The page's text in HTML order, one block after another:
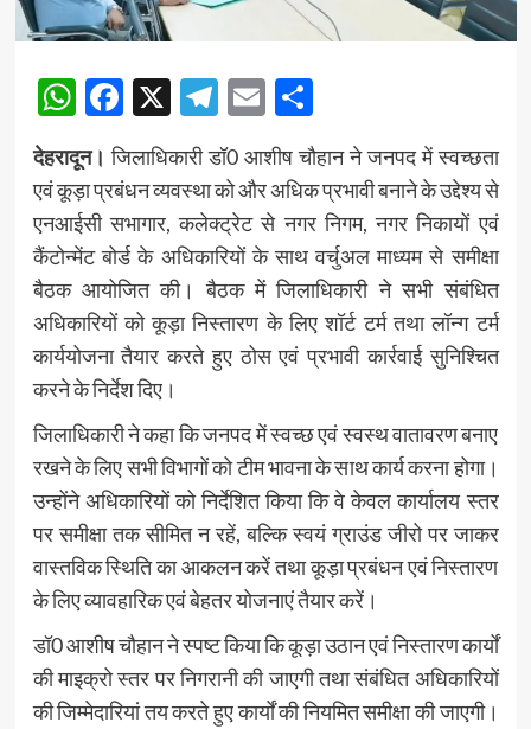
WhatsApp
Facebook
X Telegram
EmailShare
देहरादून। जिलाधिकारी डॉ0 आशीष चौहान ने जनपद में स्वच्छता
एवं कूड़ा प्रबंधन व्यवस्था को और अधिक प्रभावी बनाने के उद्देश्य से
एनआईसी सभागार, कलेक्ट्रेट से नगर निगम, नगर निकायों एवं
कैंटोन्मेंट बोर्ड के अधिकारियों के साथ वर्चुअल माध्यम से समीक्षा
बैठक आयोजित की। बैठक में जिलाधिकारी ने सभी संबंधित
अधिकारियों को कूड़ा निस्तारण के लिए शॉर्ट टर्म तथा लॉन्ग टर्म
कार्ययोजना तैयार करते हुए ठोस एवं प्रभावी कार्रवाई सुनिश्चित
करने के निर्देश दिए।
जिलाधिकारी ने कहा कि जनपद में स्वच्छ एवं स्वस्थ वातावरण बनाए
रखने के लिए सभी विभागों को टीम भावना के साथ कार्य करना होगा।
उन्होंने अधिकारियों को निर्देशित किया कि वे केवल कार्यालय स्तर
पर समीक्षा तक सीमित न रहें, बल्कि स्वयं ग्राउंड जीरो पर जाकर
वास्तविक स्थिति का आकलन करें तथा कूड़ा प्रबंधन एवं निस्तारण
के लिए व्यावहारिक एवं बेहतर योजनाएं तैयार करें।
डॉ0 आशीष चौहान ने स्पष्ट किया कि कूड़ा उठान एवं निस्तारण कार्यों
की माइक्रो स्तर पर निगरानी की जाएगी तथा संबंधित अधिकारियों
की जिम्मेदारियां तय करते हुए कार्यों की नियमित समीक्षा की जाएगी।